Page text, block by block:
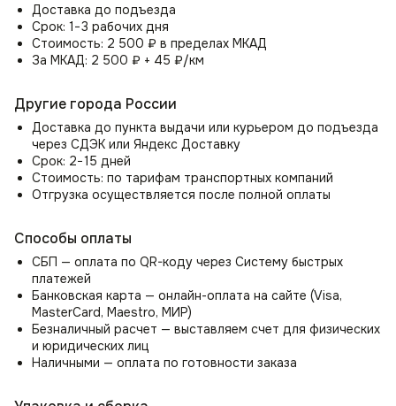
💎 Роскошные материалы и стильная отделка
Элитная ткань — муаровый шенилл с благородным
переливом и бархатистой текстурой.
Устойчивость к загрязнениям — легко чистится
пылесосом или влажной салфеткой.
🏆 Где использовать стул Gucci?
✔ Дом — гостиная, столовая, кабинет, спальня,
✔ Офис — рабочие места, переговорные, ресепшн, зоны
ожидания.
✔ HoReCa — рестораны, кафе, бары, лаунж-зоны, веранды.
✔ Общественные пространства — бутики, салоны красоты,
коворкинги, отели.
✔ Премиум-сегмент — кабинеты руководителей,
дизайнерские студии, showroom.
🔍 Почему стоит купить стул Gucci?
Доставка до подъезда
Срок: 1−3 рабочих дня
Стоимость: 2 500 ₽ в пределах МКАД
За МКАД: 2 500 ₽ + 45 ₽/км
Другие города России
Доставка до пункта выдачи или курьером до подъезда
через СДЭК или Яндекс Доставку
Срок: 2−15 дней
Стоимость: по тарифам транспортных компаний
Отгрузка осуществляется после полной оплаты
Способы оплаты
СБП — оплата по QR-коду через Систему быстрых
платежей
Банковская карта — онлайн-оплата на сайте (Visa,
MasterCard, Maestro, МИР)
Безналичный расчет — выставляем счет для физических
и юридических лиц
Наличными — оплата по готовности заказа